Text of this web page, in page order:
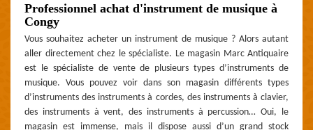
Professionnel achat d'instrument de musique à
Congy
Vous souhaitez acheter un instrument de musique ? Alors autant
aller directement chez le spécialiste. Le magasin Marc Antiquaire
est le spécialiste de vente de plusieurs types d’instruments de
musique. Vous pouvez voir dans son magasin différents types
d’instruments des instruments à cordes, des instruments à clavier,
des instruments à vent, des instruments à percussion… Oui, le
magasin est immense, mais il dispose aussi d’un grand stock